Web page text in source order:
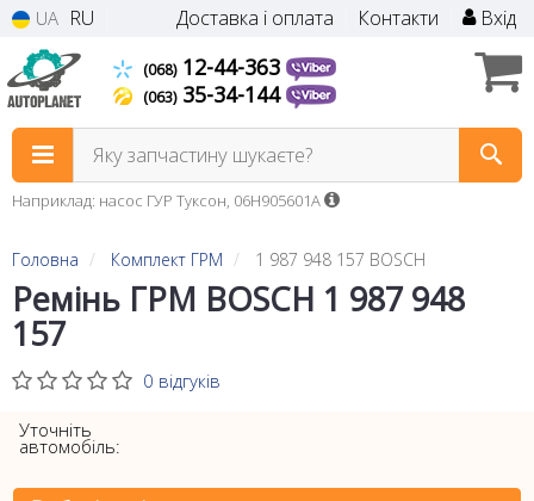
UA RU Доставка і оплата Контакти Вхід
(068)12-44-363
(063)35-34-144
Яку запчастину шукаєте?
Наприклад: насос ГУР Туксон, 06H905601A
Головна Комплект ГРМ 1 987 948 157 BOSCH
Ремінь ГРМ BOSCH 1 987 948
157
0 відгуків
Уточніть
автомобіль: